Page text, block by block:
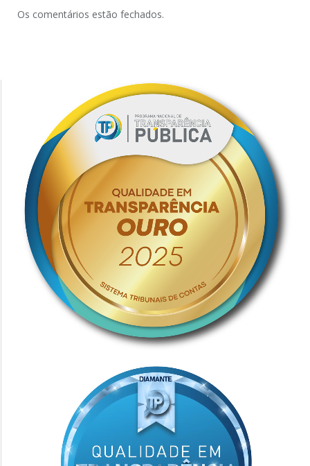
Os comentários estão fechados.